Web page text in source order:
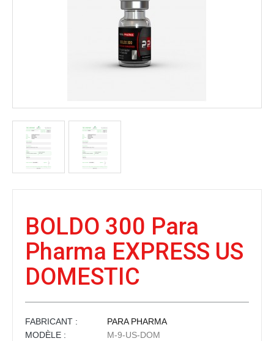
BOLDO 300 Para
Pharma EXPRESS US
DOMESTIC
FABRICANT :
PARA PHARMA
MODÈLE :
M-9-US-DOM